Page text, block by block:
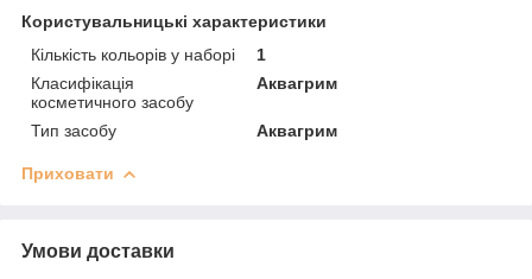
Користувальницькі характеристики
Кількість кольорів у наборі
1
Класифікація
косметичного засобу
Аквагрим
Тип засобу Аквагрим
Приховати
Умови доставки